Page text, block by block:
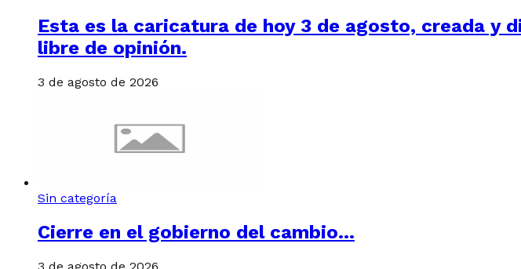
Esta es la caricatura de hoy 3 de agosto, creada y
libre de opinión.
3 de agosto de 2026
Sin categoría
Cierre en el gobierno del cambio…
3 de agosto de 2026